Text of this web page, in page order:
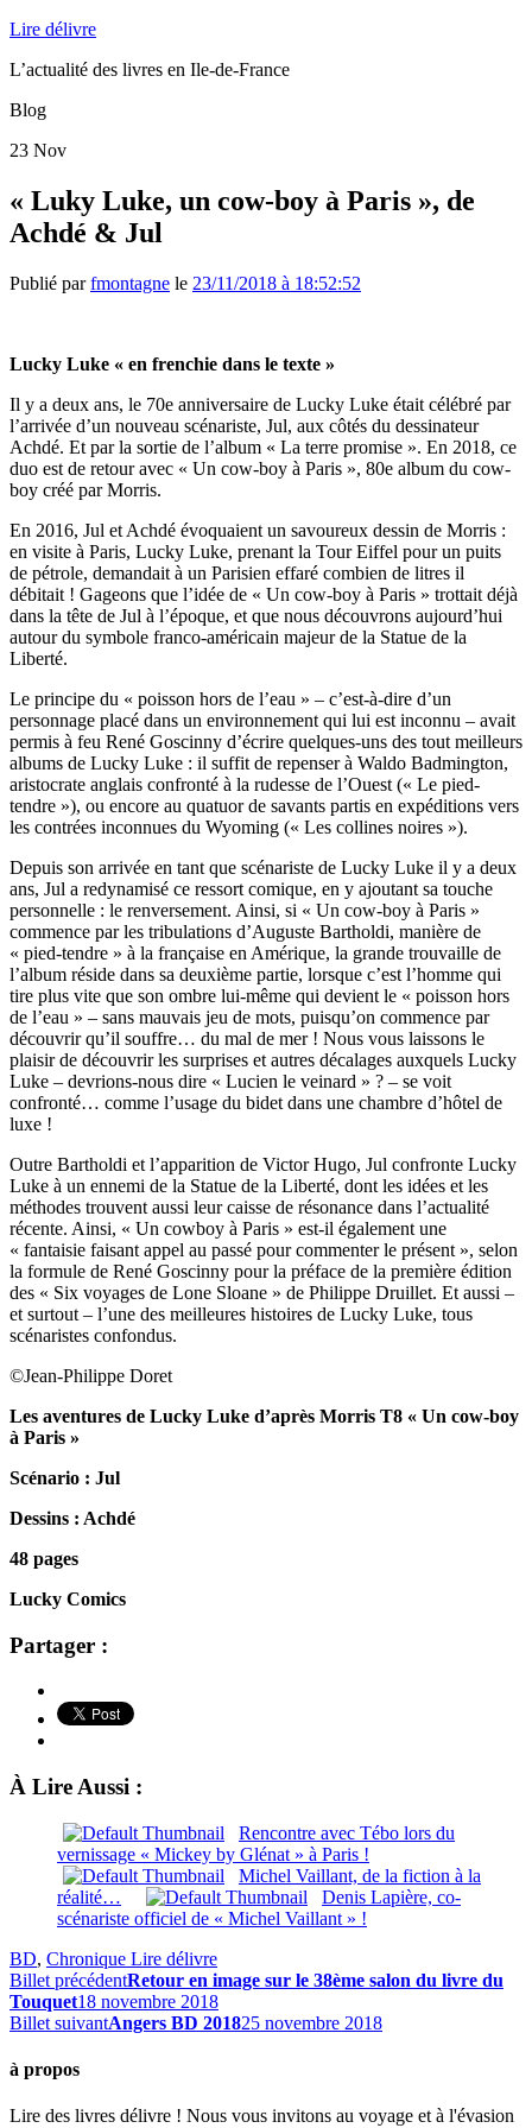
Lire délivre
L’actualité des livres en Ile-de-France
Blog
23 Nov
« Luky Luke, un cow-boy à Paris », de
Achdé & Jul
Publié parfmontagne le 23/11/2018 à 18:52:52
Lucky Luke « en frenchie dans le texte »
Il y a deux ans, le 70e anniversaire de Lucky Luke était célébré par
l’arrivée d’un nouveau scénariste, Jul, aux côtés du dessinateur
Achdé. Et par la sortie de l’album « La terre promise ». En 2018, ce
duo est de retour avec « Un cow-boy à Paris », 80e album du cow-
boy créé par Morris.
En 2016, Jul et Achdé évoquaient un savoureux dessin de Morris :
en visite à Paris, Lucky Luke, prenant la Tour Eiffel pour un puits
de pétrole, demandait à un Parisien effaré combien de litres il
débitait ! Gageons que l’idée de « Un cow-boy à Paris » trottait déjà
dans la tête de Jul à l’époque, et que nous découvrons aujourd’hui
autour du symbole franco-américain majeur de la Statue de la
Liberté.
Le principe du « poisson hors de l’eau » – c’est-à-dire d’un
personnage placé dans un environnement qui lui est inconnu – avait
permis à feu René Goscinny d’écrire quelques-uns des tout meilleurs
albums de Lucky Luke : il suffit de repenser à Waldo Badmington,
aristocrate anglais confronté à la rudesse de l’Ouest (« Le pied-
tendre »), ou encore au quatuor de savants partis en expéditions vers
les contrées inconnues du Wyoming (« Les collines noires »).
Depuis son arrivée en tant que scénariste de Lucky Luke il y a deux
ans, Jul a redynamisé ce ressort comique, en y ajoutant sa touche
personnelle : le renversement. Ainsi, si « Un cow-boy à Paris »
commence par les tribulations d’Auguste Bartholdi, manière de
« pied-tendre » à la française en Amérique, la grande trouvaille de
l’album réside dans sa deuxième partie, lorsque c’est l’homme qui
tire plus vite que son ombre lui-même qui devient le « poisson hors
de l’eau » – sans mauvais jeu de mots, puisqu’on commence par
découvrir qu’il souffre… du mal de mer ! Nous vous laissons le
plaisir de découvrir les surprises et autres décalages auxquels Lucky
Luke – devrions-nous dire « Lucien le veinard » ? – se voit
confronté… comme l’usage du bidet dans une chambre d’hôtel de
luxe !
Outre Bartholdi et l’apparition de Victor Hugo, Jul confronte Lucky
Luke à un ennemi de la Statue de la Liberté, dont les idées et les
méthodes trouvent aussi leur caisse de résonance dans l’actualité
récente. Ainsi, « Un cowboy à Paris » est-il également une
« fantaisie faisant appel au passé pour commenter le présent », selon
la formule de René Goscinny pour la préface de la première édition
des « Six voyages de Lone Sloane » de Philippe Druillet. Et aussi –
et surtout – l’une des meilleures histoires de Lucky Luke, tous
scénaristes confondus.
©Jean-Philippe Doret
Les aventures de Lucky Luke d’après Morris T8 « Un cow-boy
à Paris »
Scénario : Jul
Dessins : Achdé
48 pages
Lucky Comics
Partager :
À Lire Aussi :
Rencontre avec Tébo lors du
vernissage « Mickey by Glénat » à Paris !
Michel Vaillant, de la fiction à la
réalité…
Denis Lapière, co-
scénariste officiel de « Michel Vaillant » !
BD, Chronique Lire délivre
Billet précédentRetour en image sur le 38ème salon du livre du
Touquet18 novembre 2018
Billet suivantAngers BD 201825 novembre 2018
à propos
Lire des livres délivre ! Nous vous invitons au voyage et à l'évasion